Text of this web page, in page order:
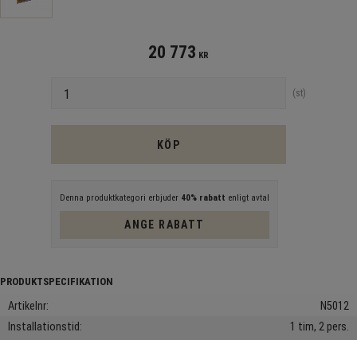
20 773 KR
st
KÖP
Denna produktkategori erbjuder 40% rabatt enligt avtal
ANGE RABATT
Artikelnr
N5012
Installationstid
1 tim, 2 pers.